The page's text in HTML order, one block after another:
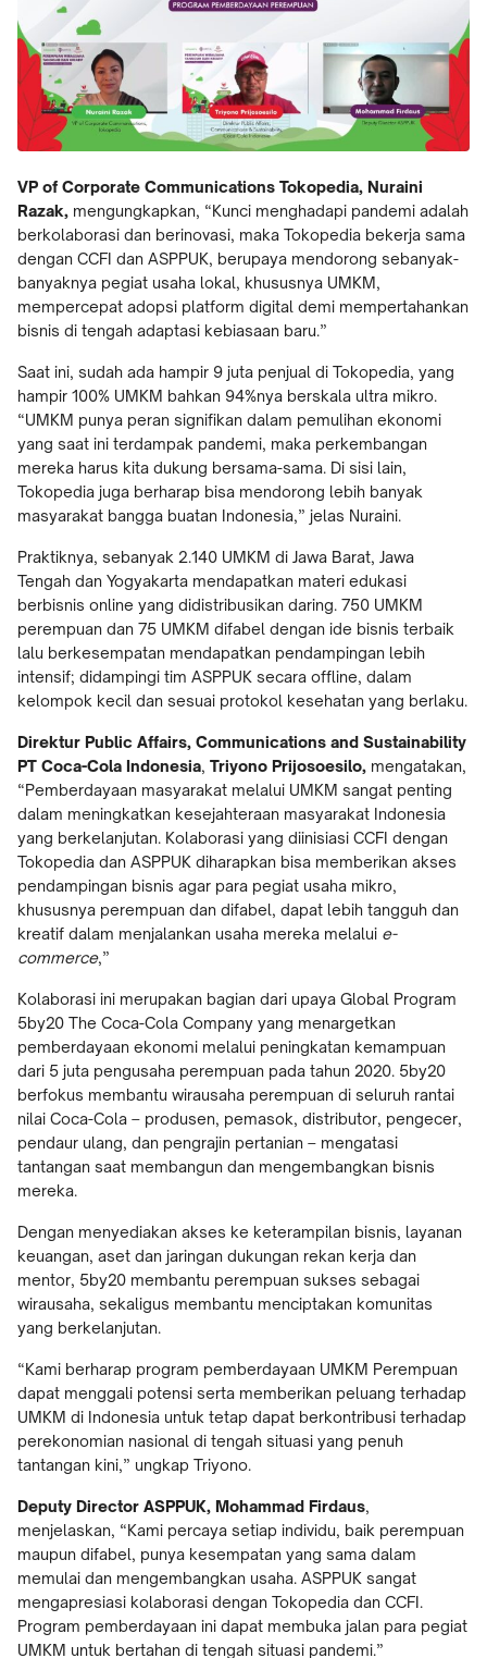
VP of Corporate Communications Tokopedia, Nuraini
Razak, mengungkapkan, “Kunci menghadapi pandemi adalah
berkolaborasi dan berinovasi, maka Tokopedia bekerja sama
dengan CCFI dan ASPPUK, berupaya mendorong sebanyak-
banyaknya pegiat usaha lokal, khususnya UMKM,
mempercepat adopsi platform digital demi mempertahankan
bisnis di tengah adaptasi kebiasaan baru.”
Saat ini, sudah ada hampir 9 juta penjual di Tokopedia, yang
hampir 100% UMKM bahkan 94%nya berskala ultra mikro.
“UMKM punya peran signifikan dalam pemulihan ekonomi
yang saat ini terdampak pandemi, maka perkembangan
mereka harus kita dukung bersama-sama. Di sisi lain,
Tokopedia juga berharap bisa mendorong lebih banyak
masyarakat bangga buatan Indonesia,” jelas Nuraini.
Praktiknya, sebanyak 2.140 UMKM di Jawa Barat, Jawa
Tengah dan Yogyakarta mendapatkan materi edukasi
berbisnis online yang didistribusikan daring. 750 UMKM
perempuan dan 75 UMKM difabel dengan ide bisnis terbaik
lalu berkesempatan mendapatkan pendampingan lebih
intensif; didampingi tim ASPPUK secara offline, dalam
kelompok kecil dan sesuai protokol kesehatan yang berlaku.
Direktur Public Affairs, Communications and Sustainability
PT Coca-Cola Indonesia, Triyono Prijosoesilo, mengatakan,
“Pemberdayaan masyarakat melalui UMKM sangat penting
dalam meningkatkan kesejahteraan masyarakat Indonesia
yang berkelanjutan. Kolaborasi yang diinisiasi CCFI dengan
Tokopedia dan ASPPUK diharapkan bisa memberikan akses
pendampingan bisnis agar para pegiat usaha mikro,
khususnya perempuan dan difabel, dapat lebih tangguh dan
kreatif dalam menjalankan usaha mereka melalui e-
commerce,”
Kolaborasi ini merupakan bagian dari upaya Global Program
5by20 The Coca-Cola Company yang menargetkan
pemberdayaan ekonomi melalui peningkatan kemampuan
dari 5 juta pengusaha perempuan pada tahun 2020. 5by20
berfokus membantu wirausaha perempuan di seluruh rantai
nilai Coca-Cola – produsen, pemasok, distributor, pengecer,
pendaur ulang, dan pengrajin pertanian – mengatasi
tantangan saat membangun dan mengembangkan bisnis
mereka.
Dengan menyediakan akses ke keterampilan bisnis, layanan
keuangan, aset dan jaringan dukungan rekan kerja dan
mentor, 5by20 membantu perempuan sukses sebagai
wirausaha, sekaligus membantu menciptakan komunitas
yang berkelanjutan.
“Kami berharap program pemberdayaan UMKM Perempuan
dapat menggali potensi serta memberikan peluang terhadap
UMKM di Indonesia untuk tetap dapat berkontribusi terhadap
perekonomian nasional di tengah situasi yang penuh
tantangan kini,” ungkap Triyono.
Deputy Director ASPPUK, Mohammad Firdaus,
menjelaskan, “Kami percaya setiap individu, baik perempuan
maupun difabel, punya kesempatan yang sama dalam
memulai dan mengembangkan usaha. ASPPUK sangat
mengapresiasi kolaborasi dengan Tokopedia dan CCFI.
Program pemberdayaan ini dapat membuka jalan para pegiat
UMKM untuk bertahan di tengah situasi pandemi.”